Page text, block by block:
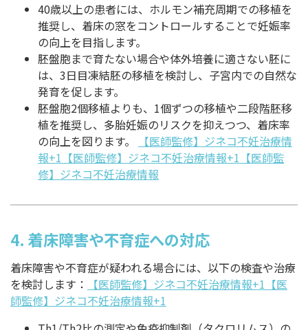
40歳以上の患者には、ホルモン補充周期での移植を
推奨し、着床の窓をコントロールすることで妊娠率
の向上を目指します。
胚盤胞まで育たない場合や体外培養に適さない胚に
は、3日目凍結胚の移植を検討し、子宮内での自然な
発育を促します。
胚盤胞2個移植よりも、1個ずつの移植や二段階胚移
植を推奨し、多胎妊娠のリスクを抑えつつ、着床率
の向上を図ります。
【医師監修】ジネコ不妊治療情
報+1【医師監修】ジネコ不妊治療情報+1 【医師監
修】ジネコ不妊治療情報
4. 着床障害や不育症への対応
着床障害や不育症が疑われる場合には、以下の検査や治療
を検討します：
【医師監修】ジネコ不妊治療情報+1【医
師監修】ジネコ不妊治療情報+1